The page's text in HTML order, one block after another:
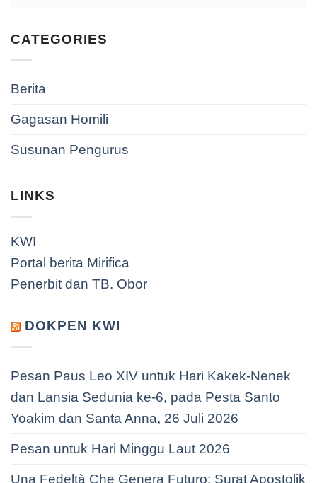
CATEGORIES
Berita
Gagasan Homili
Susunan Pengurus
LINKS
KWI
Portal berita Mirifica
Penerbit dan TB. Obor
DOKPEN KWI
Pesan Paus Leo XIV untuk Hari Kakek-Nenek
dan Lansia Sedunia ke-6, pada Pesta Santo
Yoakim dan Santa Anna, 26 Juli 2026
Pesan untuk Hari Minggu Laut 2026
Una Fedeltà Che Genera Futuro: Surat Apostolik